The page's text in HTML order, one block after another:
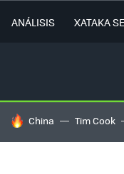
ANÁLISIS XATAKA
HOY SE HABLA DE
China Tim Cook